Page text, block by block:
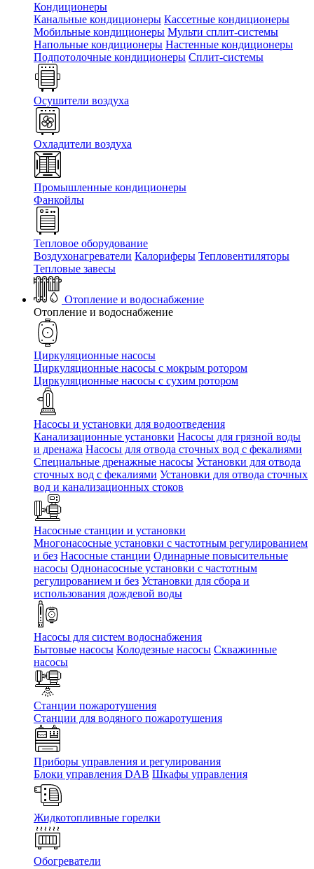
Кондиционеры
Канальные кондиционеры Кассетные кондиционеры
Мобильные кондиционеры Мульти сплит-системы
Напольные кондиционеры Настенные кондиционеры
Подпотолочные кондиционеры Сплит-системы
Осушители воздуха
Охладители воздуха
Промышленные кондиционеры
Фанкойлы
Тепловое оборудование
Воздухонагреватели Калориферы Тепловентиляторы
Тепловые завесы
Отопление и водоснабжение
Отопление и водоснабжение
Циркуляционные насосы
Циркуляционные насосы с мокрым ротором
Циркуляционные насосы с сухим ротором
Насосы и установки для водоотведения
Канализационные установки Насосы для грязной воды
и дренажа Насосы для отвода сточных вод c фекалиями
Специальные дренажные насосы Установки для отвода
сточных вод c фекалиями Установки для отвода сточных
вод и канализационных стоков
Насосные станции и установки
Многонасосные установки с частотным регулированием
и без Насосные станции Одинарные повысительные
насосы Однонасосные установки с частотным
регулированием и без Установки для сбора и
использования дождевой воды
Насосы для систем водоснабжения
Бытовые насосы Колодезные насосы Скважинные
насосы
Станции пожаротушения
Станции для водяного пожаротушения
Приборы управления и регулирования
Блоки управления DAB Шкафы управления
Жидкотопливные горелки
Обогреватели